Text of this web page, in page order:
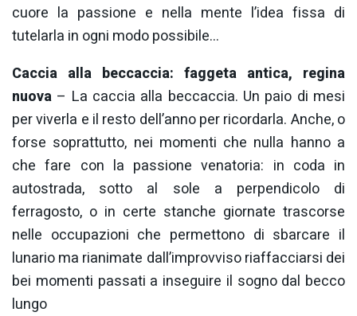
cuore la passione e nella mente l’idea fissa di
tutelarla in ogni modo possibile…
Caccia alla beccaccia: faggeta antica, regina
nuova – La caccia alla beccaccia. Un paio di mesi
per viverla e il resto dell’anno per ricordarla. Anche, o
forse soprattutto, nei momenti che nulla hanno a
che fare con la passione venatoria: in coda in
autostrada, sotto al sole a perpendicolo di
ferragosto, o in certe stanche giornate trascorse
nelle occupazioni che permettono di sbarcare il
lunario ma rianimate dall’improvviso riaffacciarsi dei
bei momenti passati a inseguire il sogno dal becco
lungo